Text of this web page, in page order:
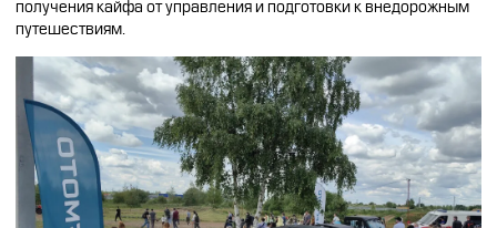
ЛИЗИНГ
СТАТЬ ПОСТАВЩИКОМ
Дилеры
Найти дилера
Стать дилером
Конфигуратор
получения кайфа от управления и подготовки к внедорожным
путешествиям.